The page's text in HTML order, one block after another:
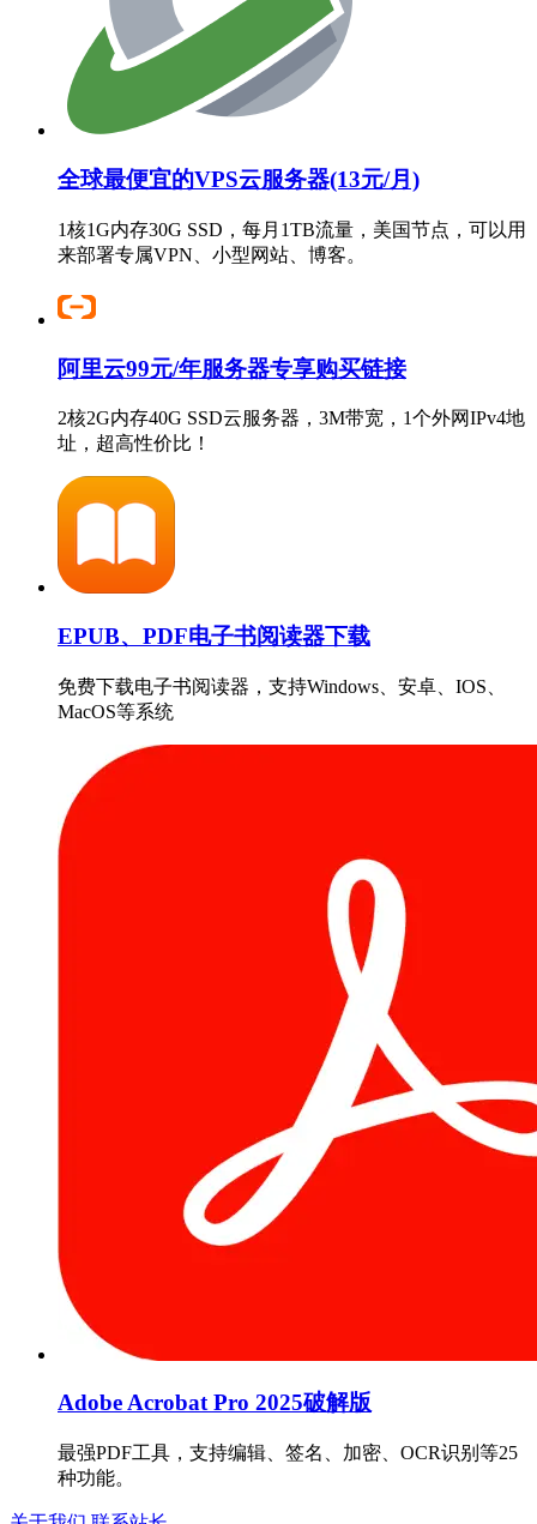
全球最便宜的VPS云服务器(13元/月)
1核1G内存30G SSD，每月1TB流量，美国节点，可以用
来部署专属VPN、小型网站、博客。
阿里云99元/年服务器专享购买链接
2核2G内存40G SSD云服务器，3M带宽，1个外网IPv4地
址，超高性价比！
EPUB、PDF电子书阅读器下载
免费下载电子书阅读器，支持Windows、安卓、IOS、
MacOS等系统
Adobe Acrobat Pro 2025破解版
最强PDF工具，支持编辑、签名、加密、OCR识别等25
种功能。